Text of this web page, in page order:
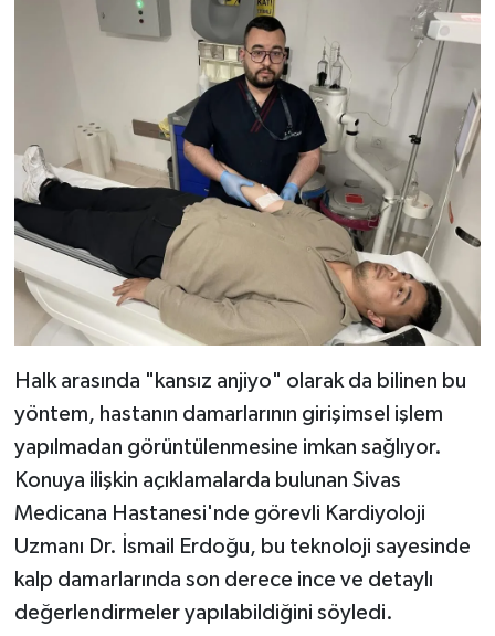
Halk arasında "kansız anjiyo" olarak da bilinen bu
yöntem, hastanın damarlarının girişimsel işlem
yapılmadan görüntülenmesine imkan sağlıyor.
Konuya ilişkin açıklamalarda bulunan Sivas
Medicana Hastanesi'nde görevli Kardiyoloji
Uzmanı Dr. İsmail Erdoğu, bu teknoloji sayesinde
kalp damarlarında son derece ince ve detaylı
değerlendirmeler yapılabildiğini söyledi.